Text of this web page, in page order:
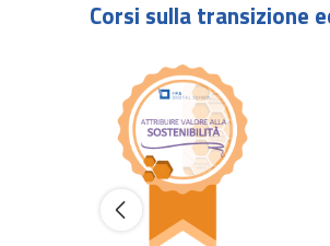
Corsi sulla transizione